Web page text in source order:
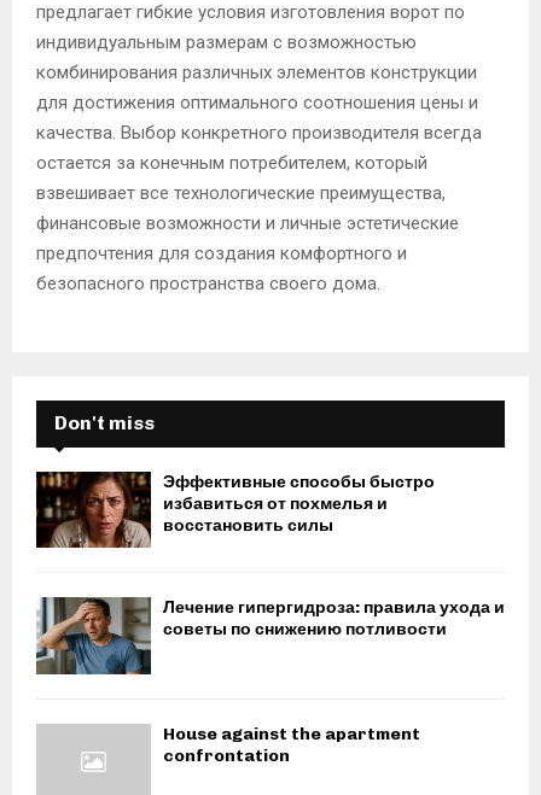
предлагает гибкие условия изготовления ворот по
индивидуальным размерам с возможностью
комбинирования различных элементов конструкции
для достижения оптимального соотношения цены и
качества. Выбор конкретного производителя всегда
остается за конечным потребителем, который
взвешивает все технологические преимущества,
финансовые возможности и личные эстетические
предпочтения для создания комфортного и
безопасного пространства своего дома.
Don't miss
Эффективные способы быстро
избавиться от похмелья и
восстановить силы
Лечение гипергидроза: правила ухода и
советы по снижению потливости
House against the apartment
confrontation